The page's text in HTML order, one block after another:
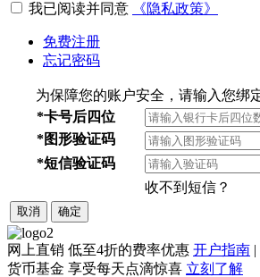
我已阅读并同意 《隐私政策》
免费注册
忘记密码
为保障您的账户安全，请输入您绑
*卡号后四位
*图形验证码
*短信验证码
收不到短信？
取消 确定
网上直销 低至4折的费率优惠 开户指南 |
货币基金 享受每天点滴惊喜 立刻了解